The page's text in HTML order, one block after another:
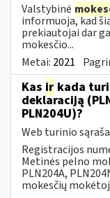
Valstybinė
informuoja, kad
prekiautojai dar
mokesčio...
Metai: 2021
Kas ir kada
deklaraciją
PLN204U)?
Web turinio
Registracijos
Metinės pelno
PLN204A,
mokesčių